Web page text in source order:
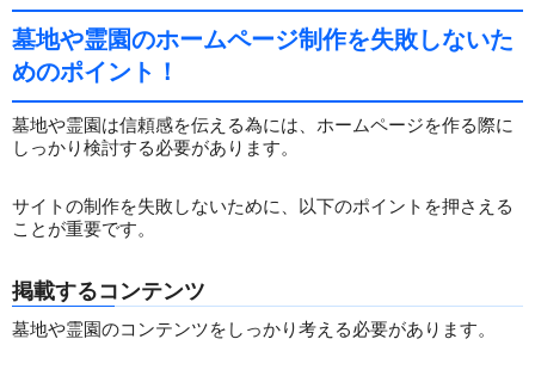
墓地や霊園のホームページ制作を失敗しないた
めのポイント！
墓地や霊園は信頼感を伝える為には、ホームページを作る際に
しっかり検討する必要があります。
サイトの制作を失敗しないために、以下のポイントを押さえる
ことが重要です。
掲載するコンテンツ
墓地や霊園のコンテンツをしっかり考える必要があります。